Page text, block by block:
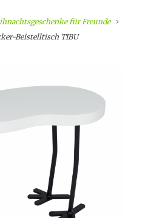
für Freunde
Beistelltisch TIBU